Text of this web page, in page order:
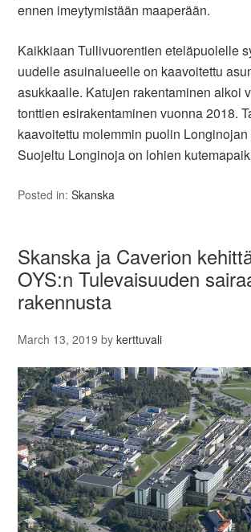
ennen imeytymistään maaperään.
Kaikkiaan Tullivuorentien eteläpuolelle
uudelle asuinalueelle on kaavoitettu
asukkaalle. Katujen rakentaminen alkoi
tonttien esirakentaminen vuonna 2018.
kaavoitettu molemmin puolin
Suojeltu Longinoja on lohien
Posted in:Skanska
Skanska ja Caverion
OYS:n Tulevaisuuden
rakennusta
March 13, 2019 bykerttuvali